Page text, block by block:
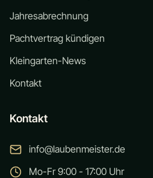
Jahresabrechnung
Pachtvertrag kündigen
Kleingarten-News
Kontakt
Kontakt
info@laubenmeister.de
Mo-Fr 9:00 - 17:00 Uhr